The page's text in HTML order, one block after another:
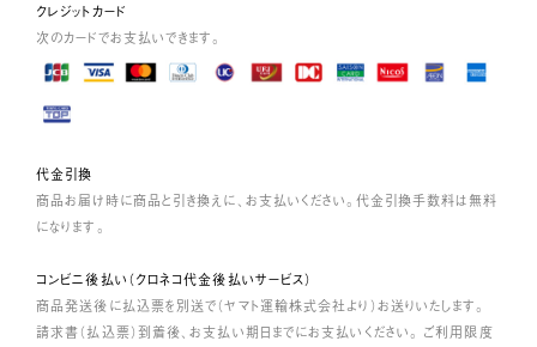
クレジットカード
次のカードでお支払いできます。
代金引換
商品お届け時に商品と引き換えに、お支払いください。代金引換手数料は無料
になります。
コンビニ後払い（クロネコ代金後払いサービス）
商品発送後に払込票を別送で（ヤマト運輸株式会社より）お送りいたします。
請求書（払込票）到着後、お支払い期日までにお支払いください。 ご利用限度